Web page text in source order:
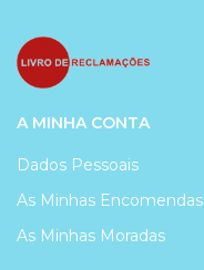
A MINHA CONTA
Dados Pessoais
As Minhas Encomendas
As Minhas Moradas